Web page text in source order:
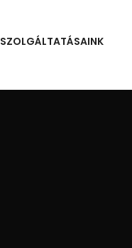
SZOLGÁLTATÁSAINK